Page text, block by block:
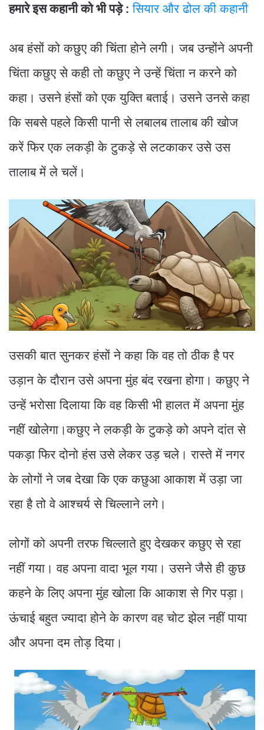
हमारे इस कहानी को भी पड़े : सियार और ढोल की कहानी
अब हंसों को कछुए की चिंता होने लगी। जब उन्होंने अपनी
चिंता कछुए से कही तो कछुए ने उन्हें चिंता न करने को
कहा। उसने हंसों को एक युक्ति बताई। उसने उनसे कहा
कि सबसे पहले किसी पानी से लबालब तालाब की खोज
करें फिर एक लकड़ी के टुकड़े से लटकाकर उसे उस
तालाब में ले चलें।
उसकी बात सुनकर हंसों ने कहा कि वह तो ठीक है पर
उड़ान के दौरान उसे अपना मुंह बंद रखना होगा। कछुए ने
उन्हें भरोसा दिलाया कि वह किसी भी हालत में अपना मुंह
नहीं खोलेगा।कछुए ने लकड़ी के टुकड़े को अपने दांत से
पकड़ा फिर दोनो हंस उसे लेकर उड़ चले। रास्ते में नगर
के लोगों ने जब देखा कि एक कछुआ आकाश में उड़ा जा
रहा है तो वे आश्चर्य से चिल्लाने लगे।
लोगों को अपनी तरफ चिल्लाते हुए देखकर कछुए से रहा
नहीं गया। वह अपना वादा भूल गया। उसने जैसे ही कुछ
कहने के लिए अपना मुंह खोला कि आकाश से गिर पड़ा।
ऊंचाई बहुत ज्यादा होने के कारण वह चोट झेल नहीं पाया
और अपना दम तोड़ दिया।